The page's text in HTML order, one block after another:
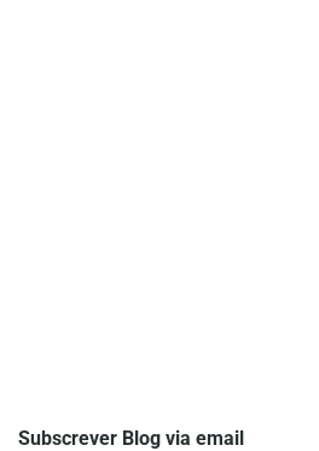
Subscrever Blog via email